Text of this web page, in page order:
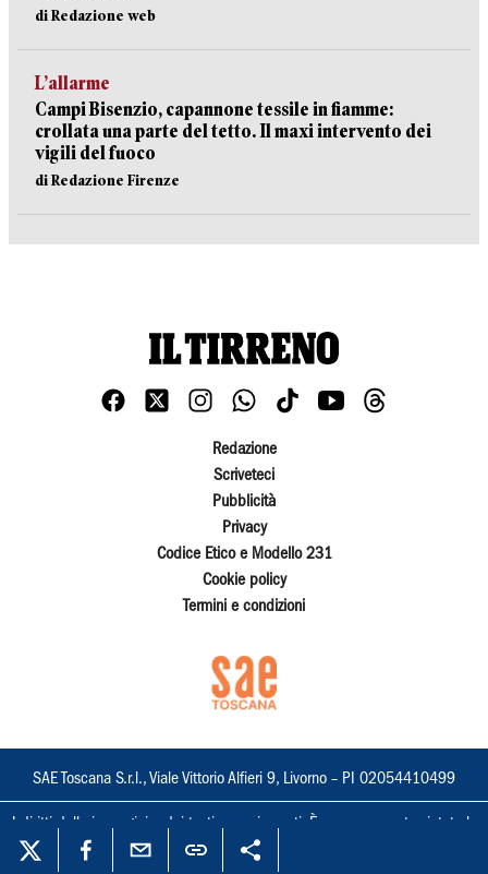
di Redazione web
L’allarme
Campi Bisenzio, capannone tessile in fiamme:
crollata una parte del tetto. Il maxi intervento dei
vigili del fuoco
di Redazione Firenze
Redazione
Scriveteci
Pubblicità
Privacy
Codice Etico e Modello 231
Cookie policy
Termini e condizioni
SAE Toscana S.r.l., Viale Vittorio Alfieri 9, Livorno – PI 02054410499
I diritti delle immagini e dei testi sono riservati. È espressamente vietata la
loro riproduzione con qualsiasi mezzo e l'adattamento totale o parziale.